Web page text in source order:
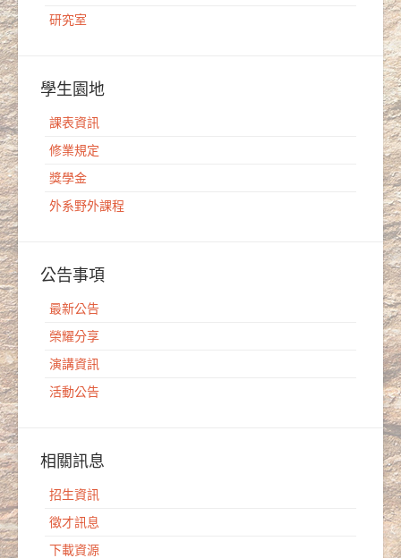
研究室
學生園地
課表資訊
修業規定
獎學金
外系野外課程
公告事項
最新公告
榮耀分享
演講資訊
活動公告
相關訊息
招生資訊
徵才訊息
下載資源